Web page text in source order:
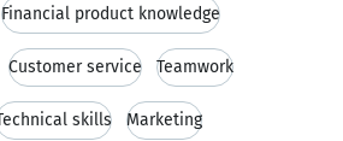
Financial product knowledge
Customer service Teamwork
skills Marketing